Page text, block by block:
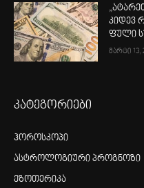
კიდევ
ფული
მარტი 13,
კატეგორიები
ჰოროსკოპი
ასტროლოგიური პროგნოზი
ეზოთერიკა